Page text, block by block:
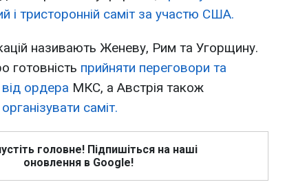
і тристоронній саміт за участю США.
називають Женеву, Рим та Угорщину.
готовність прийняти переговори та
від ордера МКС, а Австрія також
саміт.
головне! Підпишіться на наші
оновлення в Google!